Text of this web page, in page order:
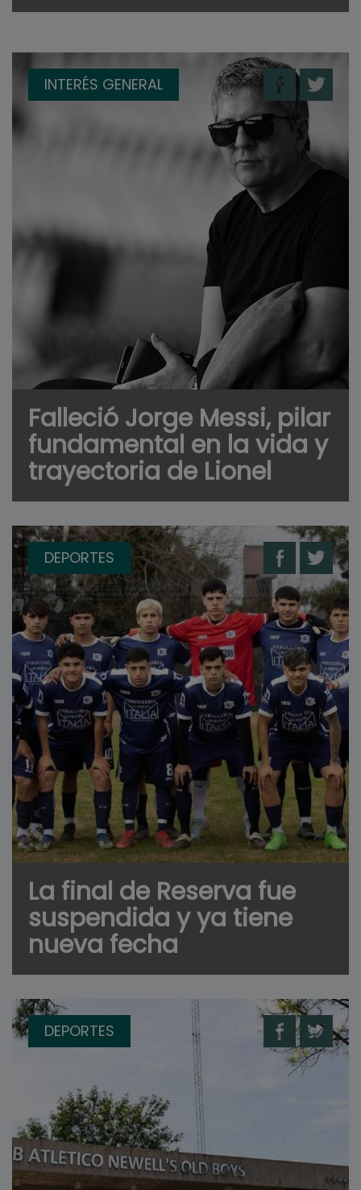
INTERÉS GENERAL
Falleció Jorge Messi, pilar
fundamental en la vida y
trayectoria de Lionel
DEPORTES
La final de Reserva fue
suspendida y ya tiene
nueva fecha
DEPORTES